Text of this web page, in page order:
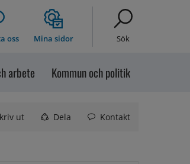
oss Mina sidor Sök
arbete Kommun och politik
ut Dela Kontakt